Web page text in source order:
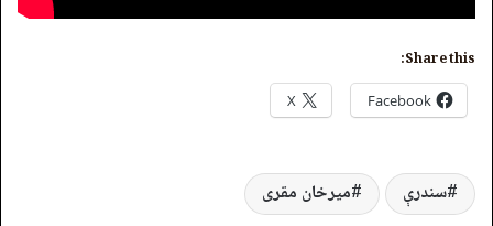
Share this:
Facebook
X
سندرې میرخان مقری